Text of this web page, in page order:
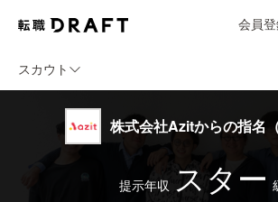
会員
スカウト
株式会社Azitからの指名
提示年収 スター